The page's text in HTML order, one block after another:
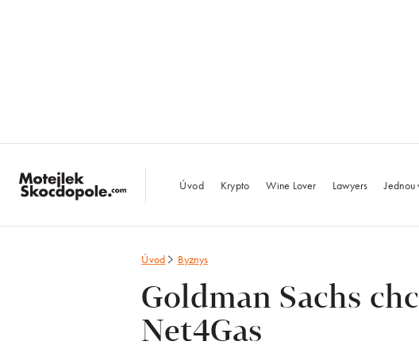
Úvod Krypto Wine Lover Lawyers Jednou
Úvod Byznys
Goldman Sachs
Net4Gas